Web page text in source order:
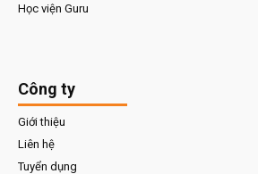
Học viện Guru
Công ty
Giới thiệu
Liên hệ
Tuyển dụng